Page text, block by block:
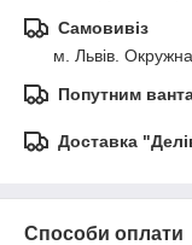
Самовивіз
м. Львів.
Попутним
Доставка
Способи оплати